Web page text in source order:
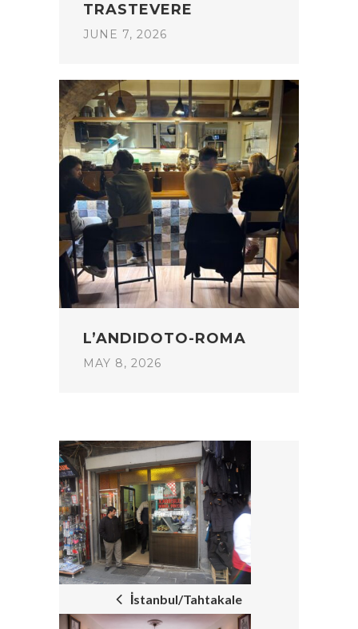
TRASTEVERE
JUNE 7, 2026
L’ANDIDOTO-ROMA
MAY 8, 2026
POST
NAVIGATION
İstanbul/Tahtakale